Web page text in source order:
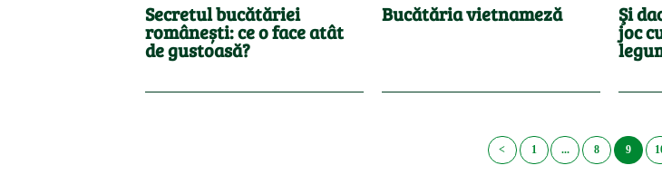
Secretul bucătăriei
românești: ce o face atât
de gustoasă?
Bucătăria vietnameză Şi
joc
< 1 ... 8 9